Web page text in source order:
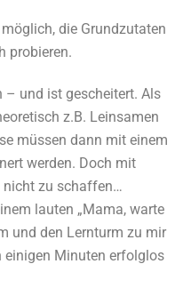
die Grundzutaten
probieren.
– und ist gescheitert. Als
z.B. Leinsamen
müssen dann mit einem
werden. Doch mit
nicht zu schaffen…
lauten „Mama, warte
und den Lernturm zu mir
einigen Minuten erfolglos